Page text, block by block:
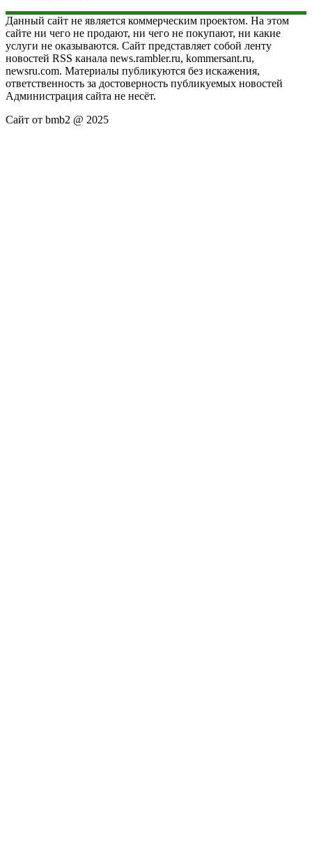
Данный сайт не является коммерческим проектом. На этом
сайте ни чего не продают, ни чего не покупают, ни какие
услуги не оказываются. Сайт представляет собой ленту
новостей RSS канала news.rambler.ru, kommersant.ru,
newsru.com. Материалы публикуются без искажения,
ответственность за достоверность публикуемых новостей
Администрация сайта не несёт.
Сайт от bmb2 @ 2025